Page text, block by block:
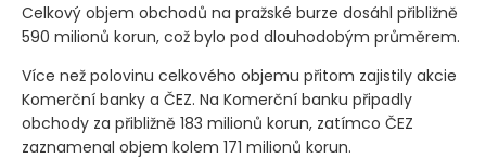
Celkový objem obchodů na pražské burze dosáhl přibližně
590 milionů korun, což bylo pod dlouhodobým průměrem.
Více než polovinu celkového objemu přitom zajistily akcie
Komerční banky a ČEZ. Na Komerční banku připadly
obchody za přibližně 183 milionů korun, zatímco ČEZ
zaznamenal objem kolem 171 milionů korun.